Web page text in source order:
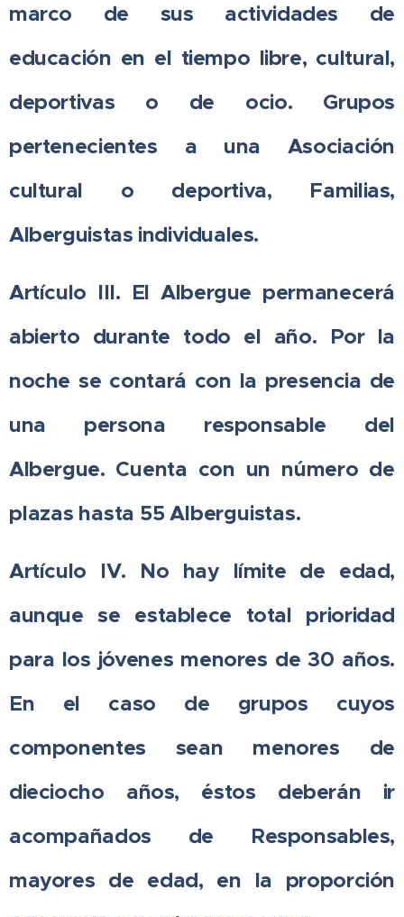
marco de sus actividades de
educación en el tiempo libre, cultural,
deportivas o de ocio. Grupos
pertenecientes a una Asociación
cultural o deportiva, Familias,
Alberguistas individuales.
Artículo III. El Albergue permanecerá
abierto durante todo el año. Por la
noche se contará con la presencia de
una persona responsable del
Albergue. Cuenta con un número de
plazas hasta 55 Alberguistas.
Artículo IV. No hay límite de edad,
aunque se establece total prioridad
para los jóvenes menores de 30 años.
En el caso de grupos cuyos
componentes sean menores de
dieciocho años, éstos deberán ir
acompañados de Responsables,
mayores de edad, en la proporción